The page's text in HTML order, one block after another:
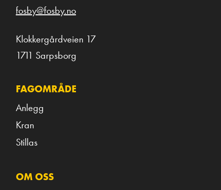
fosby@fosby.no
Klokkergårdveien 17
1711 Sarpsborg
FAGOMRÅDE
Anlegg
Kran
Stillas
OM OSS